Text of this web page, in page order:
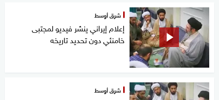
شرق أوسط
إعلام إيراني ينشر فيديو لمجتبى
خامنئي دون تحديد تاريخه
شرق أوسط